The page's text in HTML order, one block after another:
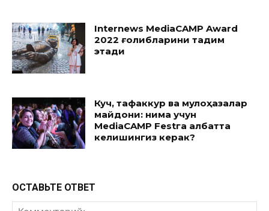
Internews MediaCAMP Award
2022 ғолибларини тақдим
этади
Куч, тафаккур ва мулоҳазалар
майдони: нима учун
MediaCAMP Festга албатта
келишингиз керак?
ОСТАВЬТЕ ОТВЕТ